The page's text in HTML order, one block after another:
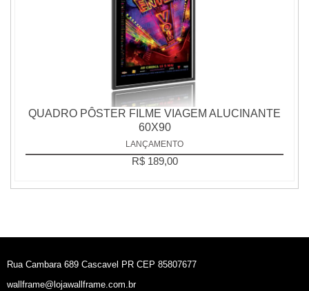
QUADRO PÔSTER FILME VIAGEM ALUCINANTE
60X90
LANÇAMENTO
R$ 189,00
Rua Cambara 689 Cascavel PR CEP 85807677
wallframe@lojawallframe.com.br